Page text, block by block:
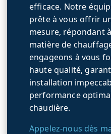
efficace. Notre
prête à vous offrir
mesure, répondant
matière de
engageons à vous
haute qualité,
installation
performance
chaudière.
Appelez-nous dès